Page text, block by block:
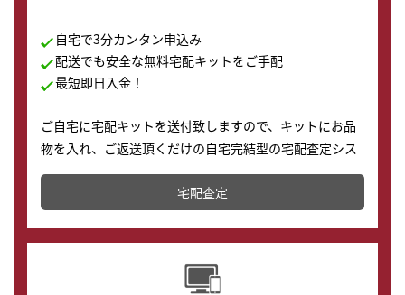
自宅で3分カンタン申込み
配送でも安全な無料宅配キットをご手配
最短即日入金！
ご自宅に宅配キットを送付致しますので、キットにお品
物を入れ、ご返送頂くだけの自宅完結型の宅配査定シス
テムです。
配送でも簡単&安全に査定・買取に出すことが可能で
す。
宅配査定